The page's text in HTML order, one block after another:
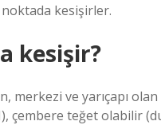
kesişirler.
kesişir?
ve yarıçapı
çembere teğet olabilir